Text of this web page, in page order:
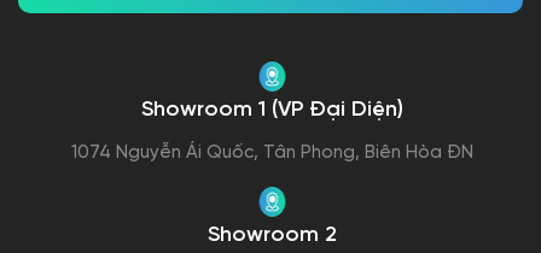
Showroom 1 (VP Đại Diện)
1074 Nguyễn Ái Quốc, Tân Phong, Biên Hòa ĐN
Showroom 2